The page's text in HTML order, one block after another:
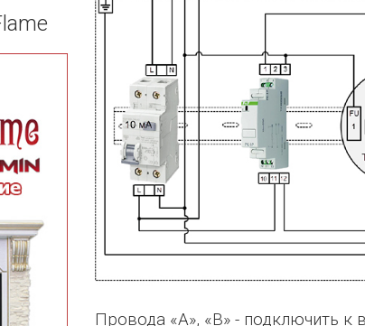
Провода «А», «В» - подключить к